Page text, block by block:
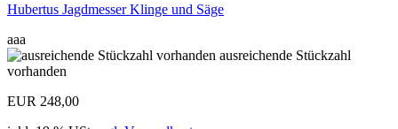
Hubertus Jagdmesser Klinge und Säge
aaa
ausreichende Stückzahl
vorhanden
EUR 248,00